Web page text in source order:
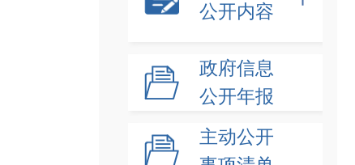
公开内容
政府信息
公开年报
主动公开